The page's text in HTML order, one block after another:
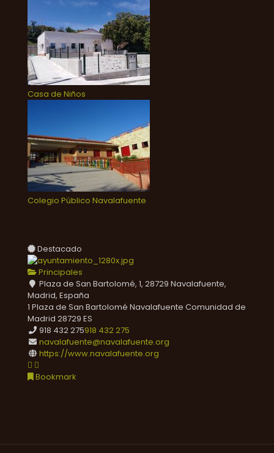
Casa de Niños
Colegio Público Navalafuente
Destacado
Principales
Plaza de San Bartolomé, 1, 28729 Navalafuente,
Madrid, España
1 Plaza de San Bartolomé Navalafuente Comunidad de
Madrid 28729 ES
918 432 275918 432 275
navalafuente@navalafuente.org
https://www.navalafuente.org
Bookmark